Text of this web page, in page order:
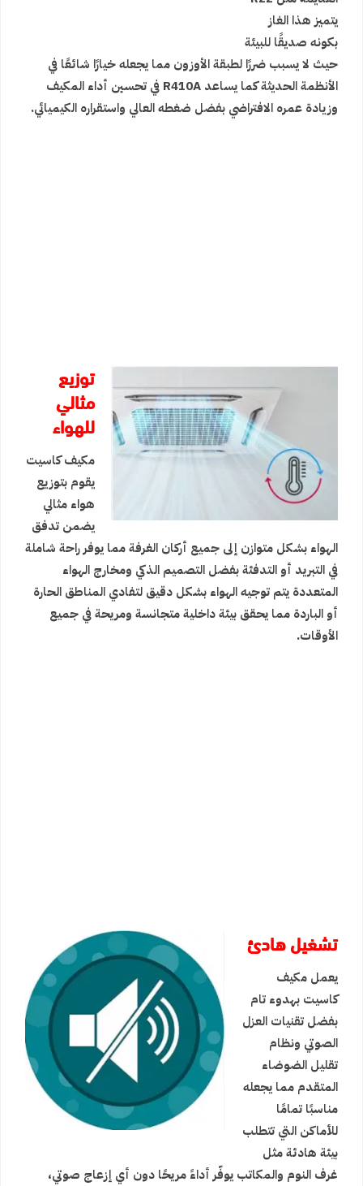
يتميز هذا الغاز
بكونه صديقًا للبيئة
حيث لا يسبب ضررًا لطبقة الأوزون مما يجعله خيارًا شائعًا في
الأنظمة الحديثة كما يساعد R410A في تحسين أداء المكيف
وزيادة عمره الافتراضي بفضل ضغطه العالي واستقراره الكيميائي.
توزيع
مثالي
للهواء
مكيف كاسيت
يقوم بتوزيع
هواء مثالي
يضمن تدفق
الهواء بشكل متوازن إلى جميع أركان الغرفة مما يوفر راحة شاملة
في التبريد أو التدفئة بفضل التصميم الذكي ومخارج الهواء
المتعددة يتم توجيه الهواء بشكل دقيق لتفادي المناطق الحارة
أو الباردة مما يحقق بيئة داخلية متجانسة ومريحة في جميع
الأوقات.
تشغيل هادئ
يعمل مكيف
كاسيت بهدوء تام
بفضل تقنيات العزل
الصوتي ونظام
تقليل الضوضاء
المتقدم مما يجعله
مناسبًا تمامًا
للأماكن التي تتطلب
بيئة هادئة مثل
غرف النوم والمكاتب يوفّر أداءً مريحًا دون أي إزعاج صوتي،